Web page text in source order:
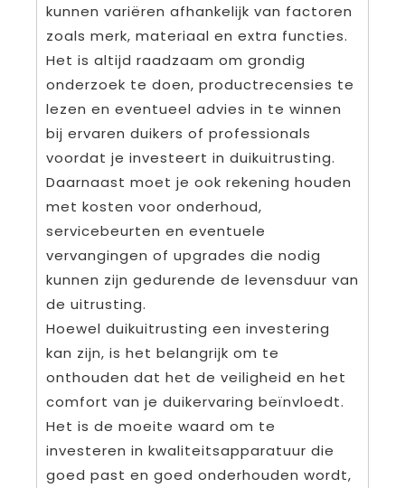
kunnen variëren afhankelijk van factoren
zoals merk, materiaal en extra functies.
Het is altijd raadzaam om grondig
onderzoek te doen, productrecensies te
lezen en eventueel advies in te winnen
bij ervaren duikers of professionals
voordat je investeert in duikuitrusting.
Daarnaast moet je ook rekening houden
met kosten voor onderhoud,
servicebeurten en eventuele
vervangingen of upgrades die nodig
kunnen zijn gedurende de levensduur van
de uitrusting.
Hoewel duikuitrusting een investering
kan zijn, is het belangrijk om te
onthouden dat het de veiligheid en het
comfort van je duikervaring beïnvloedt.
Het is de moeite waard om te
investeren in kwaliteitsapparatuur die
goed past en goed onderhouden wordt,